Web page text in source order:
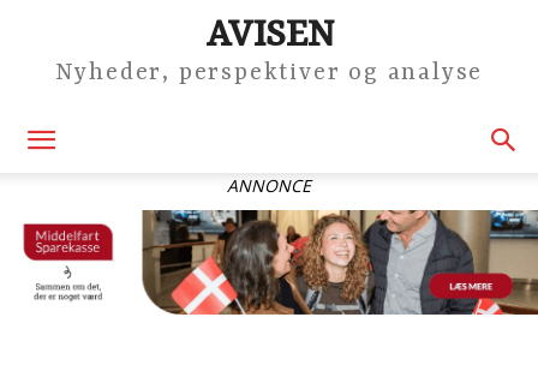
AVISEN
Nyheder, perspektiver og analyse
ANNONCE